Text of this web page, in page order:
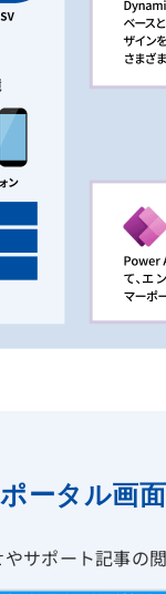
ータル画面
サポート記事の